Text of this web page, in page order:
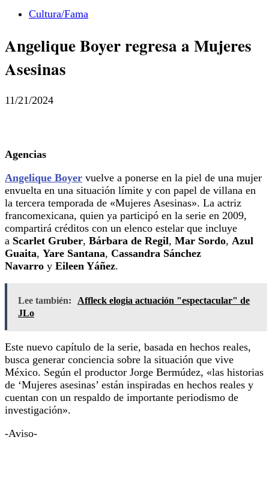
Cultura/Fama
Angelique Boyer regresa a Mujeres
Asesinas
11/21/2024
Agencias
Angelique Boyer vuelve a ponerse en la piel de una mujer
envuelta en una situación límite y con papel de villana en
la tercera temporada de «Mujeres Asesinas». La actriz
francomexicana, quien ya participó en la serie en 2009,
compartirá créditos con un elenco estelar que incluye
a Scarlet Gruber, Bárbara de Regil, Mar Sordo, Azul
Guaita, Yare Santana, Cassandra Sánchez
Navarro y Eileen Yáñez.
Lee también:
Affleck elogia actuación "espectacular" de
JLo
Este nuevo capítulo de la serie, basada en hechos reales,
busca generar conciencia sobre la situación que vive
México. Según el productor Jorge Bermúdez, «las historias
de ‘Mujeres asesinas’ están inspiradas en hechos reales y
cuentan con un respaldo de importante periodismo de
investigación».
-Aviso-